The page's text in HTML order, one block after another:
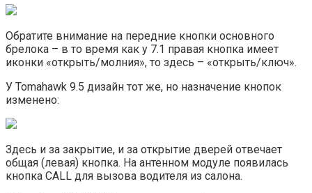
Обратите внимание на передние кнопки основного
брелока – в то время как у 7.1 правая кнопка имеет
иконки «открыть/молния», то здесь – «открыть/ключ».
У Tomahawk 9.5 дизайн тот же, но назначение кнопок
изменено:
Здесь и за закрытие, и за открытие дверей отвечает
общая (левая) кнопка. На антенном модуле появилась
кнопка CALL для вызова водителя из салона.